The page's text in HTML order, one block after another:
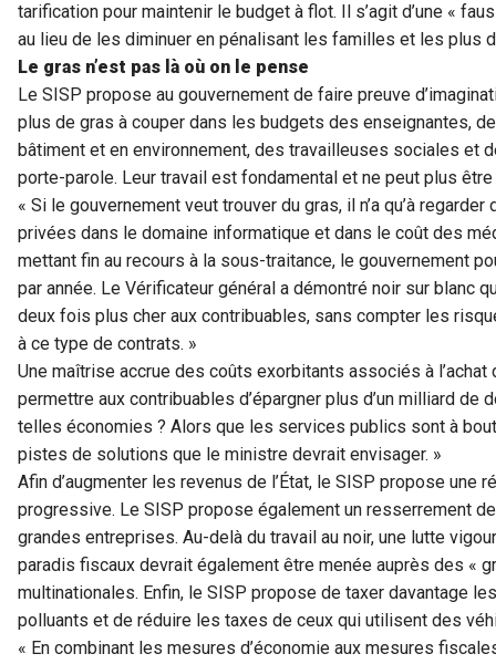
tarification pour maintenir le budget à flot. Il s’agit d’une «
au lieu de les diminuer en pénalisant les familles et les plus
Le gras n’est pas là où on le pense
Le SISP propose au gouvernement de faire preuve
plus de gras à couper dans les budgets des enseignantes,
bâtiment et en environnement, des travailleuses sociales et
porte-parole. Leur travail est fondamental et ne peut plus
« Si le gouvernement veut trouver du gras, il n’a qu’à
privées dans le domaine informatique et dans le coût des
mettant fin au recours à la sous-traitance, le gouvernement
par année. Le Vérificateur général a démontré noir sur blanc
deux fois plus cher aux contribuables, sans compter les
à ce type de contrats. »
Une maîtrise accrue des coûts exorbitants associés à
permettre aux contribuables d’épargner plus d’un milliard de
telles économies ? Alors que les services publics sont à
pistes de solutions que le ministre devrait envisager. »
Afin d’augmenter les revenus de l’État, le SISP propose une
progressive. Le SISP propose également un resserrement
grandes entreprises. Au-delà du travail au noir, une lutte
paradis fiscaux devrait également être menée auprès des «
multinationales. Enfin, le SISP propose de taxer davantage
polluants et de réduire les taxes de ceux qui utilisent des
« En combinant les mesures d’économie aux mesures